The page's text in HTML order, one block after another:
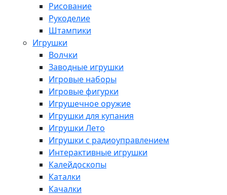
Рисование
Рукоделие
Штампики
Игрушки
Волчки
Заводные игрушки
Игровые наборы
Игровые фигурки
Игрушечное оружие
Игрушки для купания
Игрушки Лето
Игрушки с радиоуправлением
Интерактивные игрушки
Калейдоскопы
Каталки
Качалки